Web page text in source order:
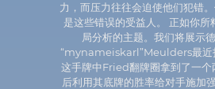
力，而压力往往会迫使他们犯错
是这些错误的受益人。 正如你所
局分析的主题。我们将展示
“mynameiskarl”Meulders最近
这手牌中Fried翻牌圈拿到了一个
后利用其底牌的胜率给对手施加